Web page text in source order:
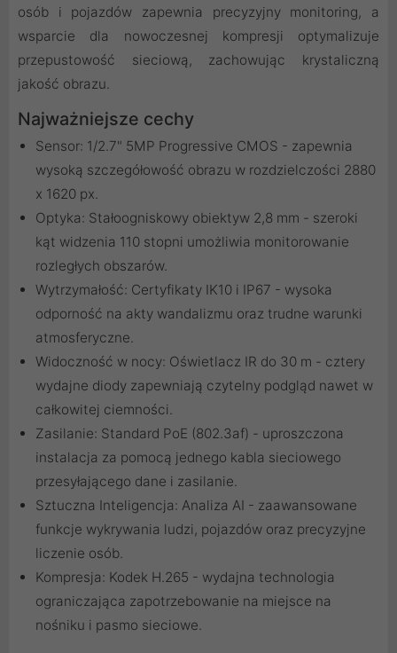
osób i pojazdów zapewnia precyzyjny monitoring, a
wsparcie dla nowoczesnej kompresji optymalizuje
przepustowość sieciową, zachowując krystaliczną
jakość obrazu.
Najważniejsze cechy
Sensor: 1/2.7" 5MP Progressive CMOS - zapewnia
wysoką szczegółowość obrazu w rozdzielczości 2880
x 1620 px.
Optyka: Stałoogniskowy obiektyw 2,8 mm - szeroki
kąt widzenia 110 stopni umożliwia monitorowanie
rozległych obszarów.
Wytrzymałość: Certyfikaty IK10 i IP67 - wysoka
odporność na akty wandalizmu oraz trudne warunki
atmosferyczne.
Widoczność w nocy: Oświetlacz IR do 30 m - cztery
wydajne diody zapewniają czytelny podgląd nawet w
całkowitej ciemności.
Zasilanie: Standard PoE (802.3af) - uproszczona
instalacja za pomocą jednego kabla sieciowego
przesyłającego dane i zasilanie.
Sztuczna Inteligencja: Analiza AI - zaawansowane
funkcje wykrywania ludzi, pojazdów oraz precyzyjne
liczenie osób.
Kompresja: Kodek H.265 - wydajna technologia
ograniczająca zapotrzebowanie na miejsce na
nośniku i pasmo sieciowe.